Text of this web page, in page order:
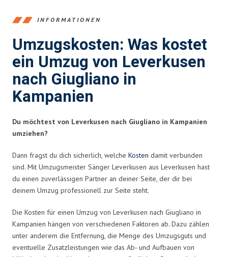
INFORMATIONEN
Umzugskosten: Was kostet
ein Umzug von Leverkusen
nach Giugliano in
Kampanien
Du möchtest von Leverkusen nach Giugliano in Kampanien
umziehen?
Dann fragst du dich sicherlich, welche Kosten damit verbunden
sind. Mit Umzugsmeister Sänger Leverkusen aus Leverkusen hast
du einen zuverlässigen Partner an deiner Seite, der dir bei
deinem Umzug professionell zur Seite steht.
Die Kosten für einen Umzug von Leverkusen nach Giugliano in
Kampanien hängen von verschiedenen Faktoren ab. Dazu zählen
unter anderem die Entfernung, die Menge des Umzugsguts und
eventuelle Zusatzleistungen wie das Ab- und Aufbauen von